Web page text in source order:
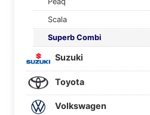
Scala
Superb Combi
Suzuki
Toyota
Volkswagen